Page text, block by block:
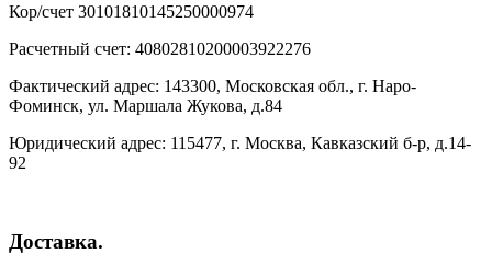
Кор/счет 30101810145250000974
Расчетный счет: 40802810200003922276
Фактический адрес: 143300, Московская обл., г. Наро-
Фоминск, ул. Маршала Жукова, д.84
Юридический адрес: 115477, г. Москва, Кавказский б-р, д.14-
92
Доставка.